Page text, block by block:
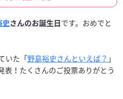
史 さんのお誕生日 です。おめでと
いた「野島裕史さんといえば？ 」
表！たくさんのご投票ありがとう